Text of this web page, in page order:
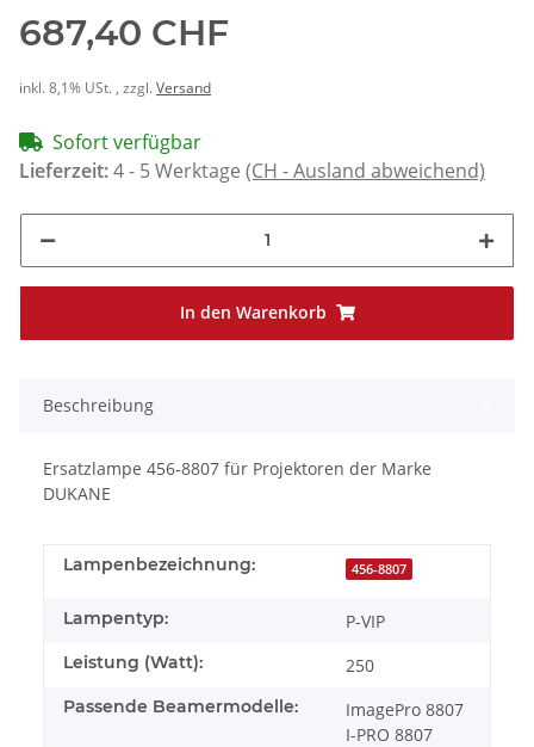
687,40 CHF
inkl. 8,1% USt. , zzgl.Versand
Sofort verfügbar
Lieferzeit:4 - 5 Werktage (CH - Ausland abweichend)
In den Warenkorb
Beschreibung
Ersatzlampe 456-8807 für Projektoren der Marke
DUKANE
Lampenbezeichnung: 456-8807
Lampentyp: P-VIP
Leistung (Watt): 250
Passende Beamermodelle:
ImagePro 8807
I-PRO 8807